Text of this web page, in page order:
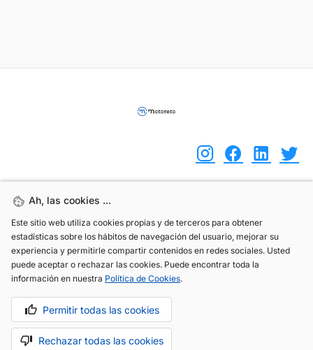
Ah, las cookies ...
Este sitio web utiliza cookies propias y de terceros para obtener
estadísticas sobre los hábitos de navegación del usuario, mejorar su
experiencia y permitirle compartir contenidos en redes sociales. Usted
puede aceptar o rechazar las cookies. Puede encontrar toda la
información en nuestra Política de Cookies.
Permitir todas las cookies
Rechazar todas las cookies
Ah, las cookies ...
Este sitio web utiliza cookies propias y de terceros para obtener
estadísticas sobre los hábitos de navegación del usuario, mejorar su
experiencia y permitirle compartir contenidos en redes sociales. Usted
puede aceptar o rechazar las cookies. Puede encontrar toda la
información en nuestra Política de Cookies.
Permitir todas las cookies
Rechazar todas las cookies
info@motoreto.com
Aviso legal Política de cookies